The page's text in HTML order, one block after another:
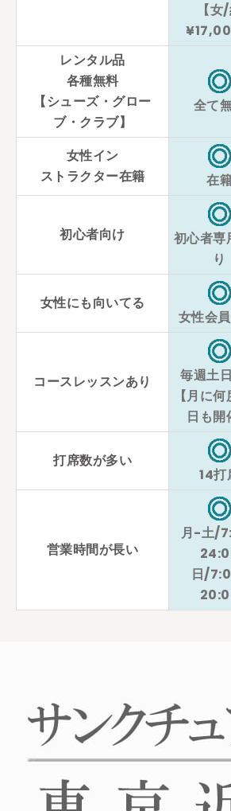
【
レンタル品
各種無料
【シューズ・グロー
ブ・クラブ】
全て
女性イン
ストラクター在籍
在
初心者向け
初心者専
り
女性にも向いてる
女性会
コースレッスンあり
毎週土
【月に
日も開
打席数が多い
14打
営業時間が長い
月-土/
日/